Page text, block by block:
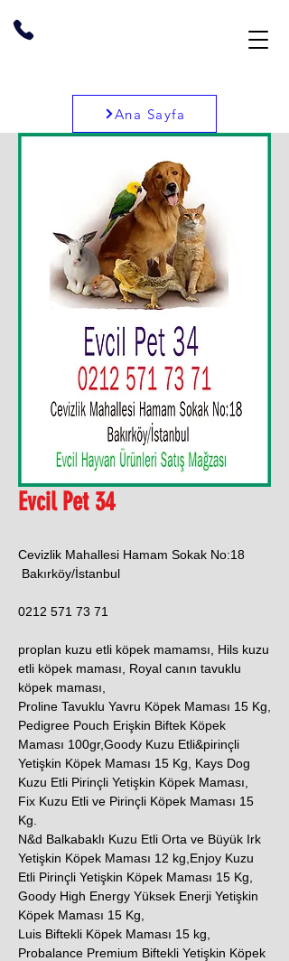
Ana Sayfa
Evcil Pet 34
Cevizlik Mahallesi Hamam Sokak No:18
Bakırköy/İstanbul
0212 571 73 71
proplan kuzu etli köpek mamamsı, Hils kuzu
etli köpek maması, Royal canın tavuklu
köpek maması,
Proline Tavuklu Yavru Köpek Maması 15 Kg,
Pedigree Pouch Erişkin Biftek Köpek
Maması 100gr,Goody Kuzu Etli&pirinçli
Yetişkin Köpek Maması 15 Kg, Kays Dog
Kuzu Etli Pirinçli Yetişkin Köpek Maması,
Fix Kuzu Etli ve Pirinçli Köpek Maması 15
Kg.
N&d Balkabaklı Kuzu Etli Orta ve Büyük Irk
Yetişkin Köpek Maması 12 kg,Enjoy Kuzu
Etli Pirinçli Yetişkin Köpek Maması 15 Kg,
Goody High Energy Yüksek Enerji Yetişkin
Köpek Maması 15 Kg,
Luis Biftekli Köpek Maması 15 kg,
Probalance Premium Biftekli Yetişkin Köpek